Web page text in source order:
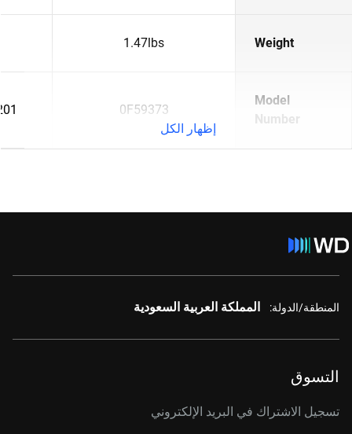
Weight
1.47lbs
Model
Number
0F59373
إظهار الكل
المنطقة/الدولة: المملكة العربية السعودية
التسوق
تسجيل الاشتراك في البريد الإلكتروني